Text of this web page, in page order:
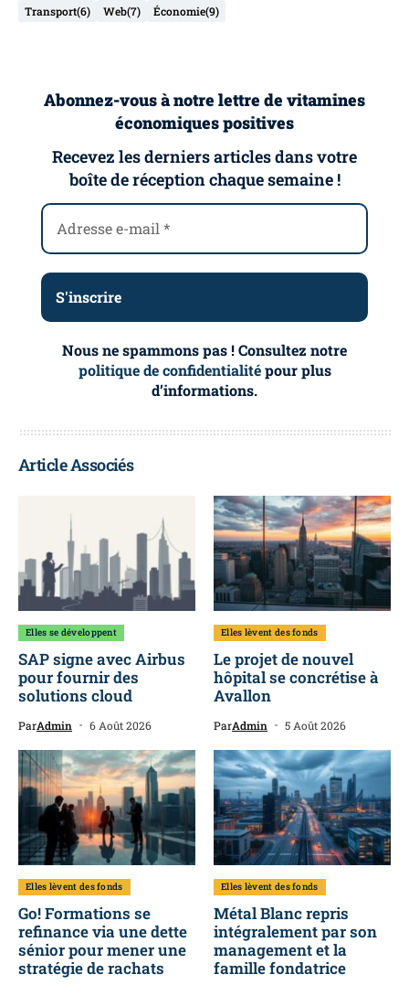
Transport(6) Web(7) Économie(9)
Abonnez-vous à notre lettre de vitamines
économiques positives
Recevez les derniers articles dans votre
boîte de réception chaque semaine !
Nous ne spammons pas ! Consultez notre
politique de confidentialitépour plus
d’informations.
Article Associés
Elles se développent
SAP signe avec Airbus
pour fournir des
solutions cloud
ParAdmin 6 Août 2026
Elles lèvent des fonds
Le projet de nouvel
hôpital se concrétise à
Avallon
ParAdmin 5 Août 2026
Elles lèvent des fonds
Go! Formations se
refinance via une dette
sénior pour mener une
stratégie de rachats
Elles lèvent des fonds
Métal Blanc repris
intégralement par son
management et la
famille fondatrice